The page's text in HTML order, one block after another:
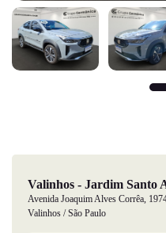
Valinhos - Jardim Santo
Avenida Joaquim Alves Corrêa,
Valinhos / São Paulo